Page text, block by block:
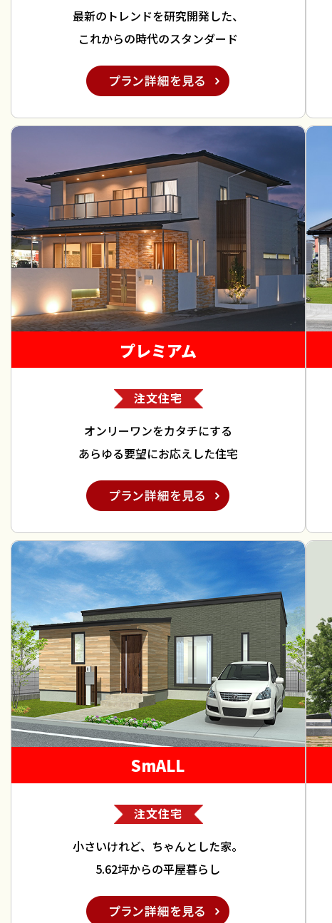
最新のトレンドを研究開発した、
これからの時代のスタンダード
プレミアム
注文住宅
オンリーワンをカタチにする
あらゆる要望にお応えした住宅
SmALL
注文住宅
小さいけれど、ちゃんとした家。
5.62坪からの平屋暮らし